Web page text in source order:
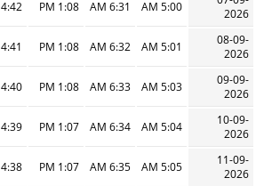
2026
5:00 AM
6:31 AM
1:08 PM
4:42 PM
08-09-
2026
5:01 AM
6:32 AM
1:08 PM
4:41 PM
09-09-
2026
5:03 AM
6:33 AM
1:08 PM
4:40 PM
10-09-
2026
5:04 AM
6:34 AM
1:07 PM
4:39 PM
11-09-
2026
5:05 AM
6:35 AM
1:07 PM
4:38 PM